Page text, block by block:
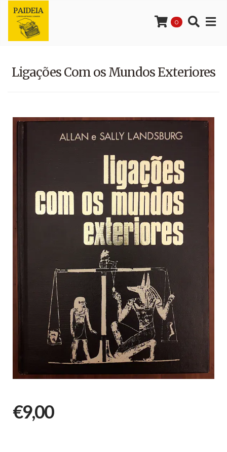
0
Ligações Com os Mundos Exteriores
€9,00